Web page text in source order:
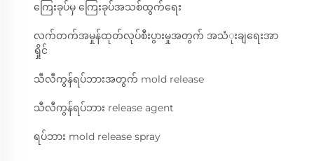
ကြေးခုပ်မှ ကြေးခုပ်အသစ်ထွက်ရေး
လက်တက်အမှုန်ထုတ်လုပ်စီးပွားမှုအတွက် အသံုးချရေးအာ
ရှိုင်
သီလီကွန်ရပ်ဘားအတွက် mold release
သီလီကွန်ရပ်ဘား release agent
ရပ်ဘား mold release spray